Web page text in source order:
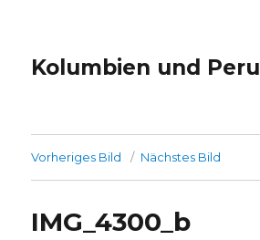
Kolumbien und Peru
Vorheriges Bild Nächstes Bild
IMG_4300_b